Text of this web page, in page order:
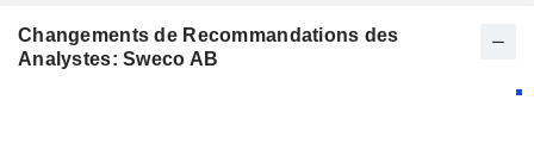
Changements de Recommandations des
Analystes: Sweco AB